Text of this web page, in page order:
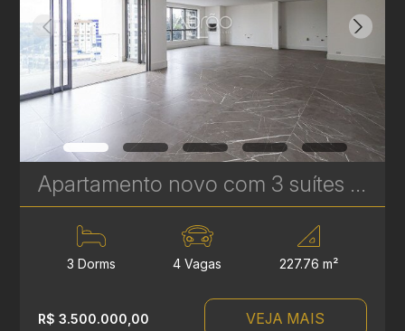
Apartamento novo com 3 suítes à venda no Ecoville em Curitiba - Signature - Plaenge | Ref. 1755
3 Dorms 4 Vagas 227.76 m²
R$ 3.500.000,00 VEJA MAIS